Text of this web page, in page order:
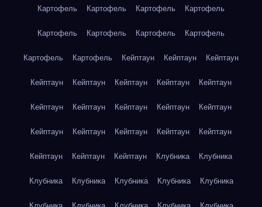
Картофель Картофель Картофель Картофель
Картофель Картофель Картофель Картофель
Картофель Картофель Кейптаун Кейптаун Кейптаун
Кейптаун Кейптаун Кейптаун Кейптаун Кейптаун
Кейптаун Кейптаун Кейптаун Кейптаун Кейптаун
Кейптаун Кейптаун Кейптаун Кейптаун Кейптаун
Кейптаун Кейптаун Кейптаун Клубника Клубника
Клубника Клубника Клубника Клубника Клубника